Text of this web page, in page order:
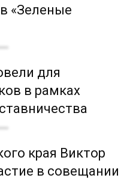
«Зеленые
для
в рамках
края Виктор
в совещании